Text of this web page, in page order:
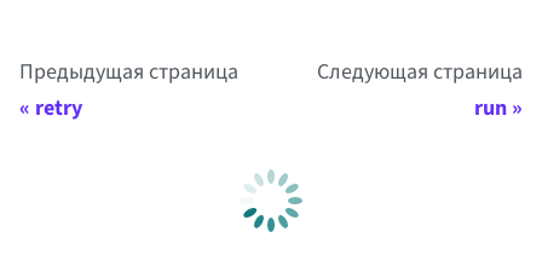
Предыдущая страница
retry
Следующая страница
run